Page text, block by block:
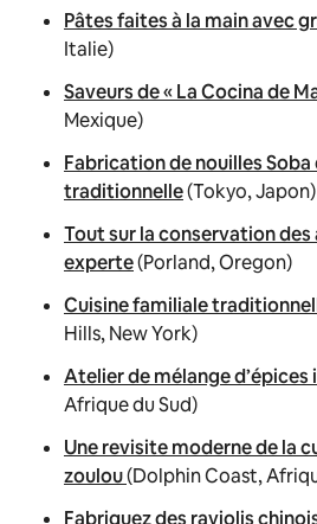
Pâtes faites à la main avec
Italie)
Saveurs de « La Cocina de
Mexique)
Fabrication de nouilles Soba
traditionnelle(Tokyo, Japon)
Tout sur la conservation
experte(Porland, Oregon)
Cuisine familiale
Hills, New York)
Atelier de mélange d’épices
Afrique du Sud)
Une revisite moderne de la
zoulou(Dolphin Coast,
Fabriquez des raviolis